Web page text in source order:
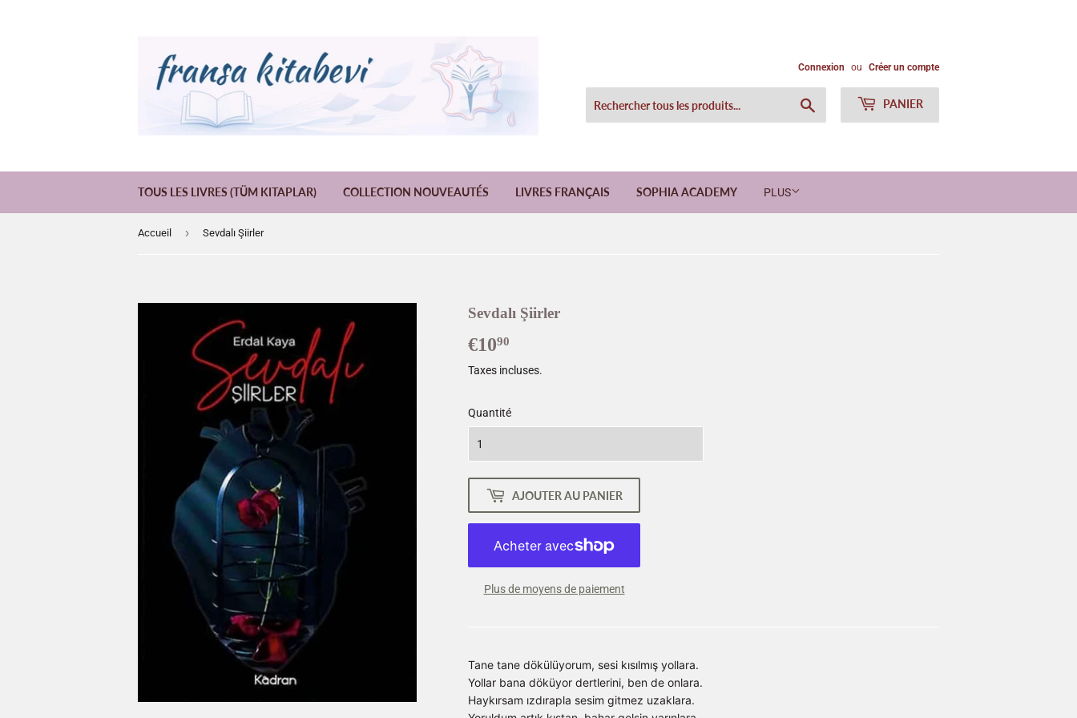
Connexion ou Créer un compte
Chercher PANIER
TOUS LES LIVRES (TÜM KITAPLAR) COLLECTION NOUVEAUTÉS LIVRES FRANÇAIS SOPHIA ACADEMY PLUS
Accueil › Sevdalı Şiirler
Sevdalı Şiirler
€1090
Taxes incluses.
Quantité
AJOUTER AU PANIER
Plus de moyens de paiement
Tane tane dökülüyorum, sesi kısılmış yollara.
Yollar bana döküyor dertlerini, ben de onlara.
Haykırsam ızdırapla sesim gitmez uzaklara.